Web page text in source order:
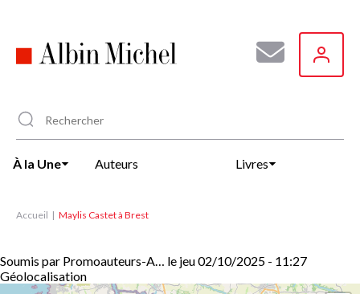
principal
À la Une Auteurs Livres
Accueil Maylis Castet à Brest
Soumis par Promoauteurs-A… le jeu 02/10/2025 - 11:27
Géolocalisation